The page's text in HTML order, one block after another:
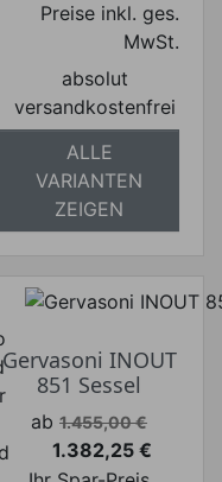
Preise inkl. ges.
MwSt.
absolut
versandkostenfrei
ALLE
VARIANTEN
ZEIGEN
Gervasoni INOUT
851 Sessel
Verkaufspreis
ab 1.455,00 €
Preis
1.382,25 €